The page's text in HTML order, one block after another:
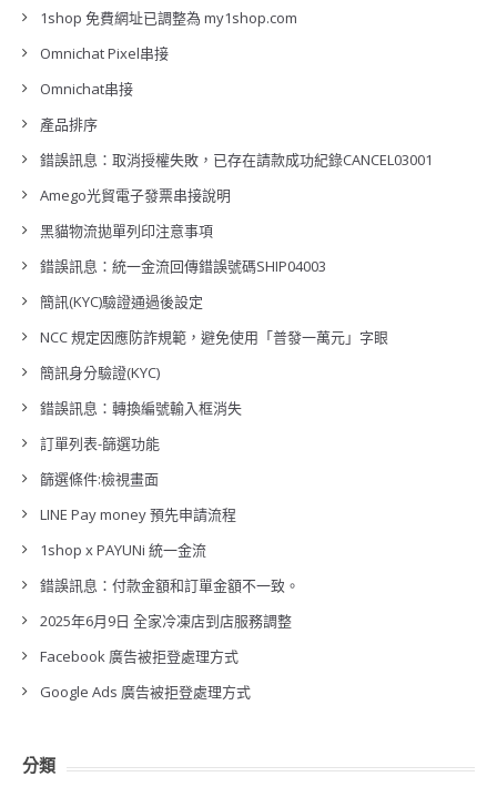
1shop 免費網址已調整為 my1shop.com
Omnichat Pixel串接
Omnichat串接
產品排序
錯誤訊息：取消授權失敗，已存在請款成功紀錄CANCEL03001
Amego光貿電子發票串接說明
黑貓物流拋單列印注意事項
錯誤訊息：統一金流回傳錯誤號碼SHIP04003
簡訊(KYC)驗證通過後設定
NCC 規定因應防詐規範，避免使用「普發一萬元」字眼
簡訊身分驗證(KYC)
錯誤訊息：轉換編號輸入框消失
訂單列表-篩選功能
篩選條件:檢視畫面
LINE Pay money 預先申請流程
1shop x PAYUNi 統一金流
錯誤訊息：付款金額和訂單金額不一致。
2025年6月9日 全家冷凍店到店服務調整
Facebook 廣告被拒登處理方式
Google Ads 廣告被拒登處理方式
分類